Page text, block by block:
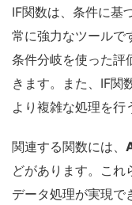
IF関数は、条件に基
常に強力なツールで
条件分岐を使った評
きます。また、IF関
より複雑な処理を行
関連する関数には、
どがあります。これ
データ処理が実現で